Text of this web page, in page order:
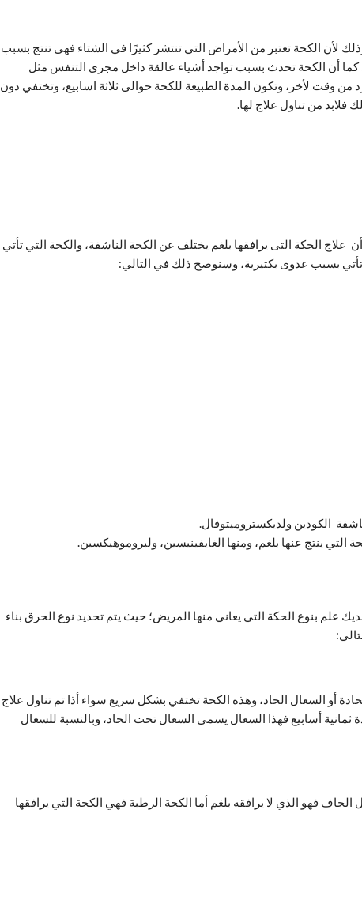
لأن الكحة تعتبر من الأمراض التي تنتشر كثيرًا في الشتاء فهى تنتج بسبب
كما أن الكحة تحدث بسبب تواجد أشياء عالقة داخل مجرى التنفس مثل
وقت لأخر، وتكون المدة الطبيعة للكحة حوالى ثلاثة اسابيع، وتختفي دون
فلابد من تناول علاج لها.
علاج الحكة التى يرافقها بلغم يختلف عن الكحة الناشفة، والكحة التي تأتي
بسبب عدوى بكتيرية، وسنوصح ذلك في التالي:
الكودين ولديكستروميتوفال.
التي ينتج عنها بلغم، ومنها الغايفينيسين، ولبروموهيكسين.
علم بنوع الحكة التي يعاني منها المريض؛ حيث يتم تحديد نوع الحرق بناء
أو السعال الحاد، وهذه الكحة تختفي بشكل سريع سواء أذا تم تناول علاج
ثمانية أسابيع فهذا السعال يسمى السعال تحت الحاد، وبالنسبة للسعال
فهو الذي لا يرافقه بلغم أما الكحة الرطبة فهي الكحة التي يرافقها